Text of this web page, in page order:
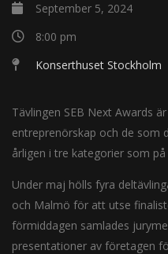
September 5, 2024
8:00 pm
Konserthuset Stockholm
Tävlingen SEB Next Awards
entreprenörskap och de som
årligen i tre kategorier som
Under maj hölls fyra
och Malmö för att utse
förmiddagen samlades
presentationer av företagen